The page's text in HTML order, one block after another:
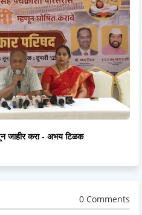
जाहीर करा - अभय टिळक
0 Comments